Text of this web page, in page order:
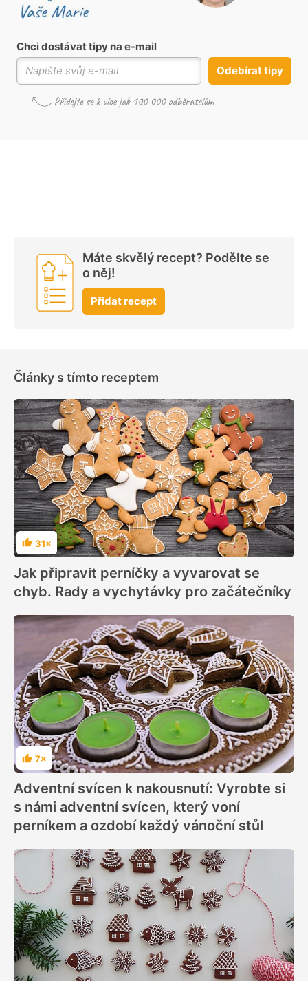
Chci dostávat tipy na e-mail
Odebírat tipy
Máte skvělý recept? Podělte se
o něj!
Přidat recept
Články s tímto receptem
Hodnocení
31×
Jak připravit perníčky a vyvarovat se
chyb. Rady a vychytávky pro začátečníky
Hodnocení
7×
Adventní svícen k nakousnutí: Vyrobte si
s námi adventní svícen, který voní
perníkem a ozdobí každý vánoční stůl